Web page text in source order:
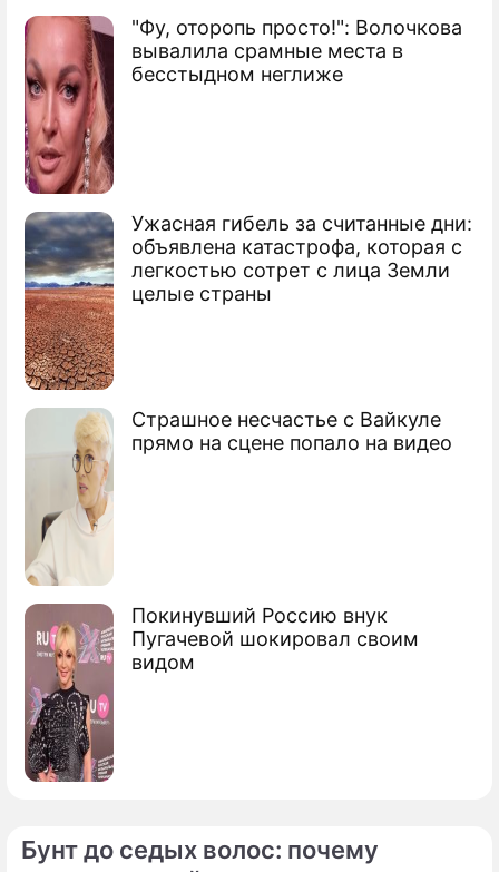
"Фу, оторопь просто!": Волочкова
вывалила срамные места в
бесстыдном неглиже
Ужасная гибель за считанные дни:
объявлена катастрофа, которая с
легкостью сотрет с лица Земли
целые страны
Страшное несчастье с Вайкуле
прямо на сцене попало на видео
Покинувший Россию внук
Пугачевой шокировал своим
видом
По теме
"Спартак" успел укрепить свои ворота
"Шахтер" чуть не сотворил сенсацию
Дэвида Бекхэма покалечила реклама
Бунт до седых волос: почему